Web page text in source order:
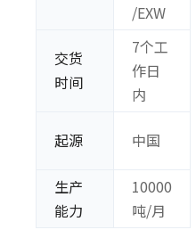
/EXW
交货
时间
7个工
作日
内
起源 中国
生产
能力
10000
吨/月